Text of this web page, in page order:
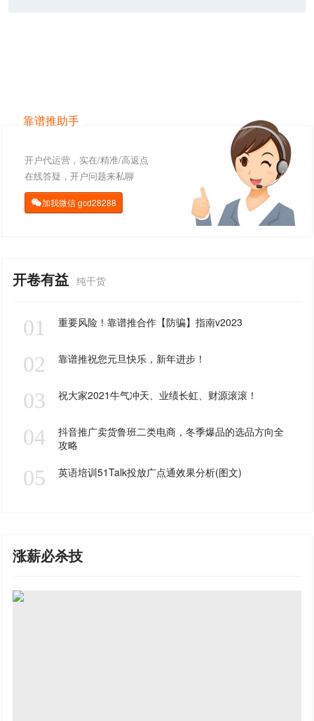
靠谱推助手
开户代运营，实在/精准/高返点
在线答疑，开户问题来私聊
加我微信gcd28288
开卷有益 纯干货
01 重要风险！靠谱推合作【防骗】指南v2023
02 靠谱推祝您元旦快乐，新年进步！
03 祝大家2021牛气冲天、业绩长虹、财源滚滚！
04
抖音推广卖货鲁班二类电商，冬季爆品的选品方向全
攻略
05 英语培训51Talk投放广点通效果分析(图文)
涨薪必杀技